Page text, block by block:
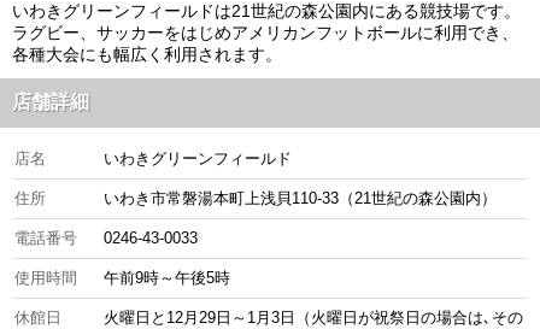
いわきグリーンフィールドは21世紀の森公園内にある競技場です。
ラグビー、サッカーをはじめアメリカンフットボールに利用でき、
各種大会にも幅広く利用されます。
店舗詳細
店名 いわきグリーンフィールド
住所 いわき市常磐湯本町上浅貝110-33（21世紀の森公園内）
電話番号 0246-43-0033
使用時間 午前9時～午後5時
休館日
火曜日と12月29日～1月3日（火曜日が祝祭日の場合は､その